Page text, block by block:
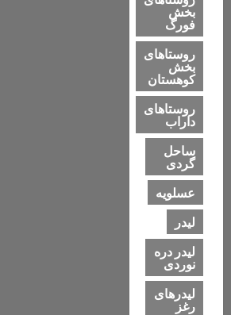
بخش
فورگ
روستاهای
بخش
کوهستان
روستاهای
داراب
ساحل
گردی
عسلویه
لیدر
لیدر دره
نوردی
لیدرهای
رغز